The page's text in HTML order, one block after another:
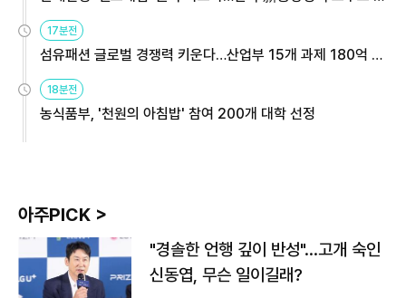
용해야
17분전
섬유패션 글로벌 경쟁력 키운다…산업부 15개 과제 180억 지
원
18분전
농식품부, '천원의 아침밥' 참여 200개 대학 선정
아주PICK >
"경솔한 언행 깊이 반성"…고개 숙인
신동엽, 무슨 일이길래?